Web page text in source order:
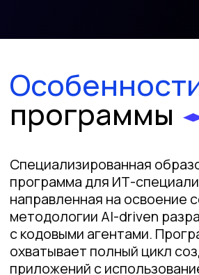
AI-driven разработка
использование ИИ-агентов
(Cursor) для ускорения
разработки в 3–5 раз
Full Cycle Development
самостоятельное прохождение
всех этапов от идеи до production
Production-ready ИИ-ассистент
создание fullstack приложения
с микросервисной архитектурой
и LLM интеграцией